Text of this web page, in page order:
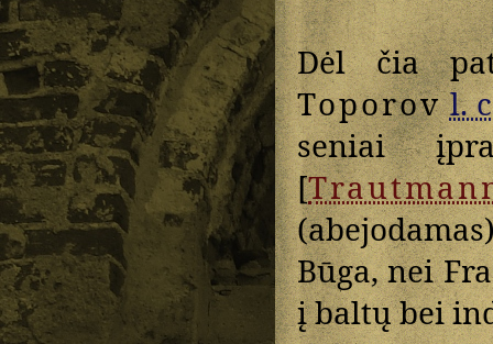
Dėl čia
Toporov l.
seniai
[
Būga, nei
į baltų bei